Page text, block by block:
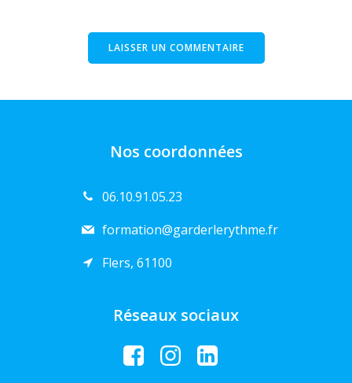
Nos coordonnées
06.10.91.05.23
formation@garderlerythme.fr
Flers, 61100
Réseaux sociaux